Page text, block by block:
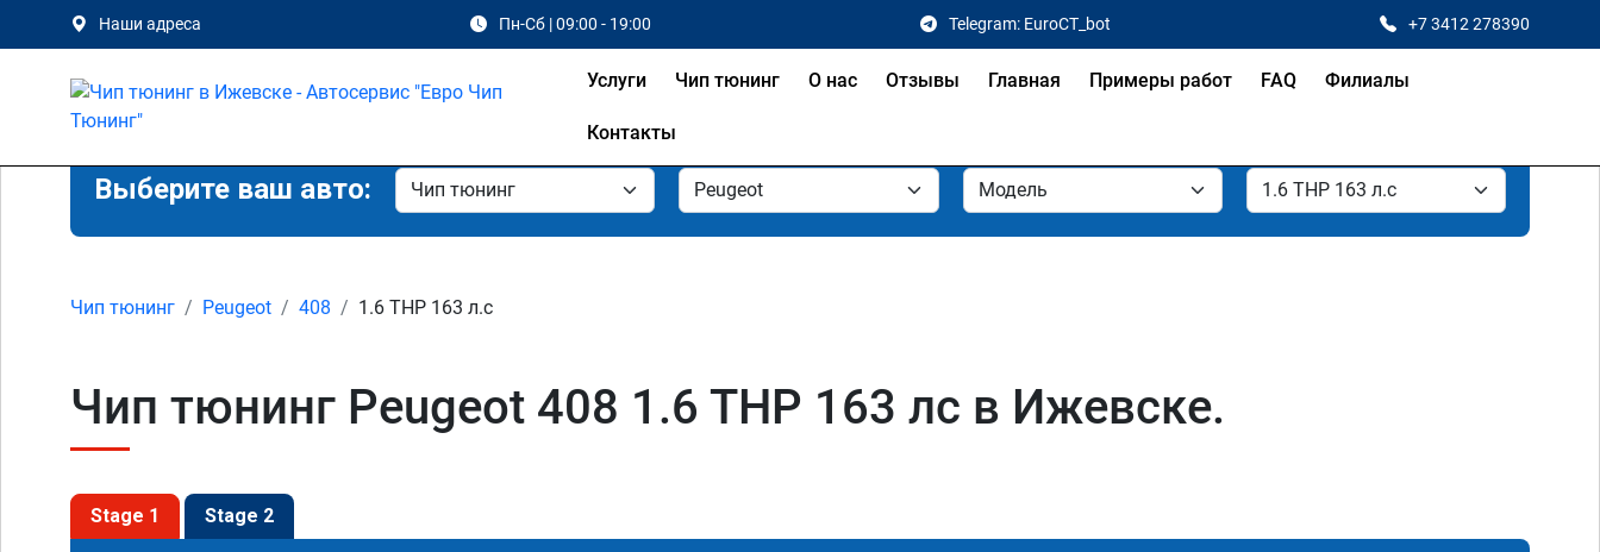
Наши адреса Пн-Сб | 09:00 - 19:00 Telegram: EuroCT_bot +7 3412 278390
Услуги Чип тюнинг О нас Отзывы Главная Примеры работ FAQ Филиалы
Контакты
Выберите ваш авто:
Чип тюнинг Peugeot 408 1.6 THP 163 л.с
Чип тюнинг Peugeot 408 1.6 THP 163 лс в Ижевске.
Stage 1 Stage 2